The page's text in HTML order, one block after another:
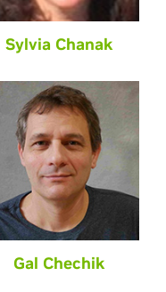
Sylvia Chanak
Gal Chechik